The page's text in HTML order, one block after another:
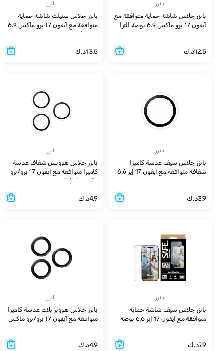
بانزر
بانزر جلاس شاشة حماية متوافقة مع
آيفون 17 برو ماكس 6.9 بوصة ألترا
12.5د.ك
بانزر
بانزر جلاس ستيلث شاشة حماية
متوافقة مع آيفون 17 برو ماكس 6.9
13.5د.ك
بانزر
بانزر جلاس سيف عدسة كاميرا
شفافة متوافقة مع آيفون 17 إير 6.6
3.9د.ك
بانزر
بانزر جلاس هووبس شفاف عدسة
كاميرا متوافقة مع آيفون 17 برو/برو
ماكس 6.3/6.9 بوصة
4.9د.ك
بانزر
بانزر جلاس سيف شاشة حماية
متوافقة مع آيفون 17 إير 6.6 بوصة
7.9د.ك
بانزر
بانزر جلاس هووبز بلاك عدسة كاميرا
متوافقة مع آيفون 17 برو/برو ماكس
4.9د.ك